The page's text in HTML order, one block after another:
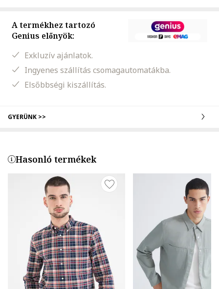
A termékhez tartozó
Genius előnyök:
Exkluzív ajánlatok.
Ingyenes szállítás csomagautomatákba.
Elsőbbségi kiszállítás.
GYERÜNK >>
Hasonló termékek